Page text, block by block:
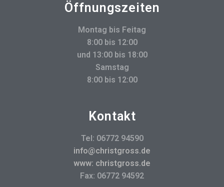
Öffnungszeiten
Montag bis Feitag
8:00 bis 12:00
und 13:00 bis 18:00
Samstag
8:00 bis 12:00
Kontakt
Tel: 06772 94590
info@christgross.de
www: christgross.de
Fax: 06772 94592